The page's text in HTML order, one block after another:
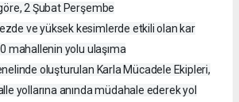
2 Şubat Perşembe
ve yüksek kesimlerde etkili olan kar
mahallenin yolu ulaşıma
oluşturulan Karla Mücadele Ekipleri,
yollarına anında müdahale ederek yol